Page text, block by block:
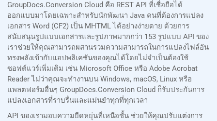
GroupDocs.Conversion Cloud คือ REST API ที่เชื่อถือได้
ออกแบบมาโดยเฉพาะสำหรับนักพัฒนา Java คนที่ต้องการแปลง
เอกสาร Word (CF2) เป็น MHTML ได้อย่างง่ายดาย ด้วยการ
สนับสนุนรูปแบบเอกสารและรูปภาพมากกว่า 153 รูปแบบ API ของ
เราช่วยให้คุณสามารถผสานรวมความสามารถในการแปลงไฟล์อัน
ทรงพลังเข้ากับแอปพลิเคชันของคุณได้โดยไม่จำเป็นต้องใช้
ซอฟต์แวร์เพิ่มเติม เช่น Microsoft Office หรือ Adobe Acrobat
Reader ไม่ว่าคุณจะทำงานบน Windows, macOS, Linux หรือ
แพลตฟอร์มอื่นๆ GroupDocs.Conversion Cloud ก็รับประกันการ
แปลงเอกสารที่ราบรื่นและแม่นยำทุกที่ทุกเวลา
API ของเรามอบความยืดหยุ่นที่เหนือชั้น ช่วยให้คุณปรับแต่งการ